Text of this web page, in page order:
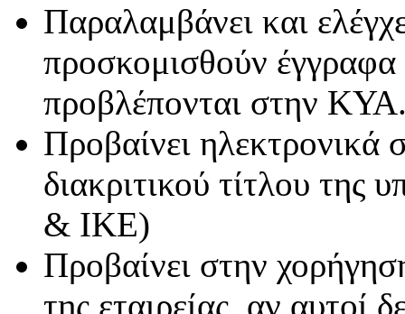
Παραλαμβάνει και
προσκομισθούν έγγραφα
προβλέπονται στην
Προβαίνει ηλεκτρονικά
διακριτικού τίτλου
& ΙΚΕ)
Προβαίνει στην
της εταιρείας, αν αυτοί